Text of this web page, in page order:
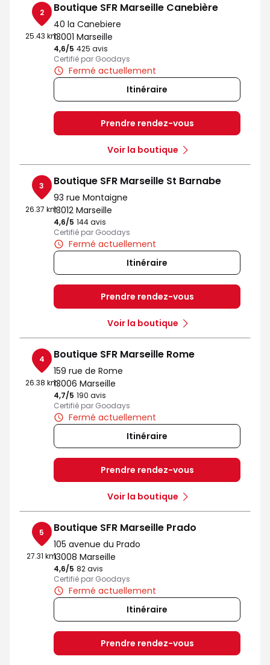
2
25.43 km
Boutique SFR Marseille Canebière
40 la Canebiere
13001 Marseille
4,6/5 Note de 4.6 sur 5
425 avis
Certifié par Goodays
Fermé actuellement
Itinéraire
Prendre rendez-vous
Voir la boutique
3
26.37 km
Boutique SFR Marseille St Barnabe
93 rue Montaigne
13012 Marseille
4,6/5 Note de 4.6 sur 5
144 avis
Certifié par Goodays
Fermé actuellement
Itinéraire
Prendre rendez-vous
Voir la boutique
4
26.38 km
Boutique SFR Marseille Rome
159 rue de Rome
13006 Marseille
4,7/5 Note de 4.7 sur 5
190 avis
Certifié par Goodays
Fermé actuellement
Itinéraire
Prendre rendez-vous
Voir la boutique
5
27.31 km
Boutique SFR Marseille Prado
105 avenue du Prado
13008 Marseille
4,6/5 Note de 4.6 sur 5
82 avis
Certifié par Goodays
Fermé actuellement
Itinéraire
Prendre rendez-vous